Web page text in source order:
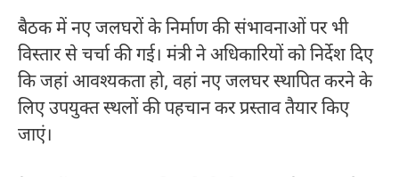
बैठक में नए जलघरों के निर्माण की संभावनाओं पर भी
विस्तार से चर्चा की गई। मंत्री ने अधिकारियों को निर्देश दिए
कि जहां आवश्यकता हो, वहां नए जलघर स्थापित करने के
लिए उपयुक्त स्थलों की पहचान कर प्रस्ताव तैयार किए
जाएं।